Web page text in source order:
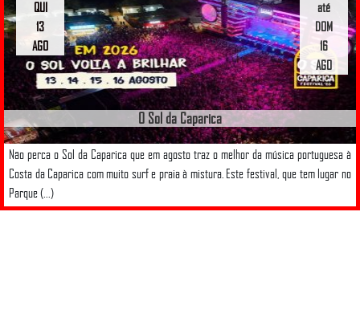
O Sol da Caparica
Não perca o Sol da Caparica que em agosto traz o melhor da música portuguesa à
Costa da Caparica com muito surf e praia à mistura. Este festival, que tem lugar no
Parque (...)
até
DOM
16
AGO
QUI
13
AGO